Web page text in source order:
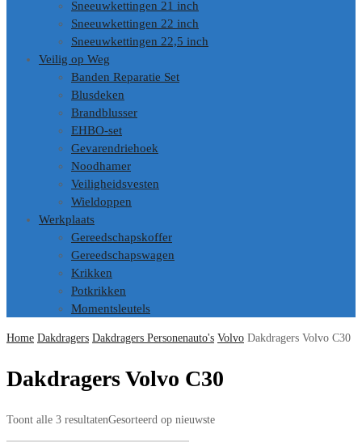
Sneeuwkettingen 21 inch
Sneeuwkettingen 22 inch
Sneeuwkettingen 22,5 inch
Veilig op Weg
Banden Reparatie Set
Blusdeken
Brandblusser
EHBO-set
Gevarendriehoek
Noodhamer
Veiligheidsvesten
Wieldoppen
Werkplaats
Gereedschapskoffer
Gereedschapswagen
Krikken
Potkrikken
Momentsleutels
Home Dakdragers Dakdragers Personenauto's Volvo Dakdragers Volvo C30
Dakdragers Volvo C30
Toont alle 3 resultatenGesorteerd op nieuwste